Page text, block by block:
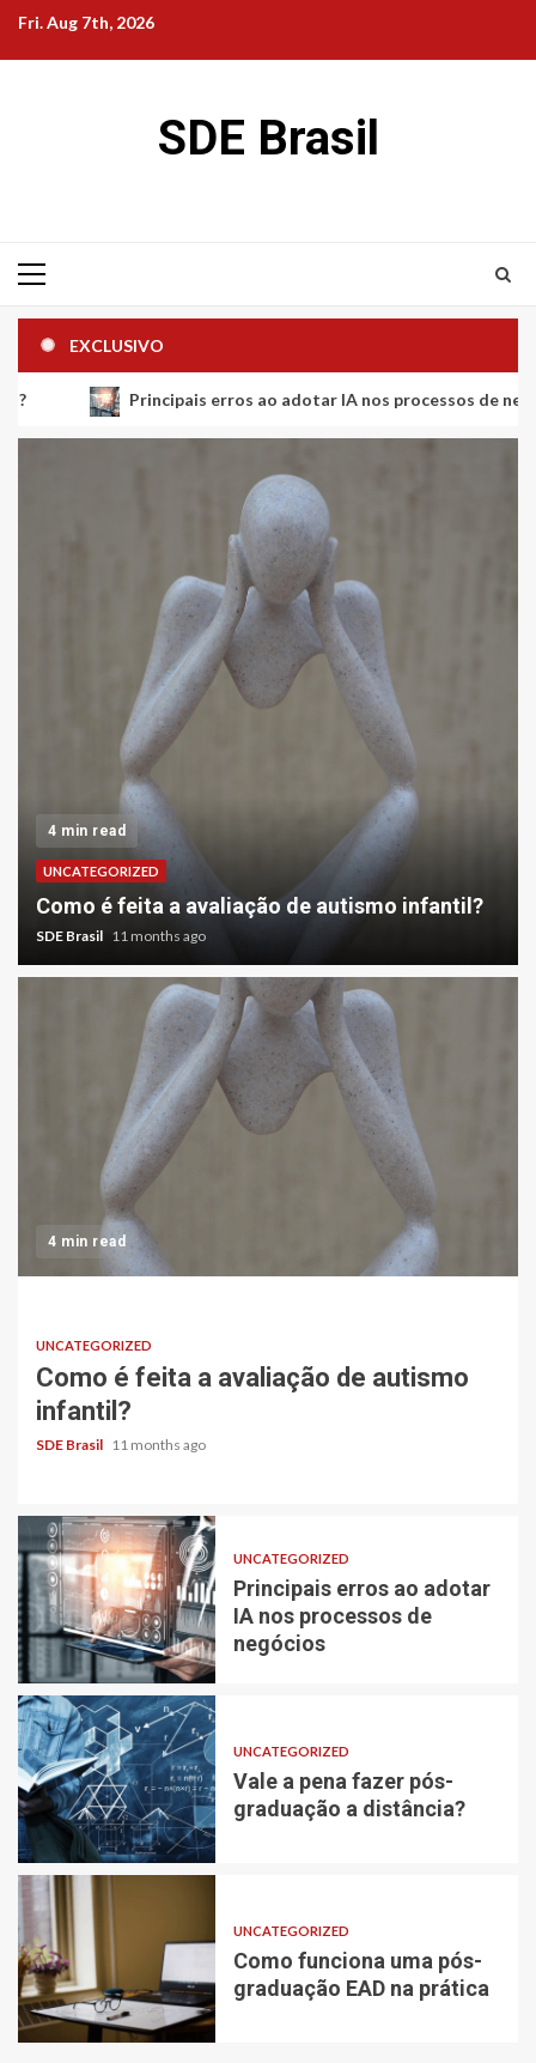
SkipFri. Aug 7th, 2026
SDE Brasil
Primary
EXCLUSIVO
Principais erros ao adotar IA nos processos de negócios
4 min read
UNCATEGORIZED
Como é feita a avaliação de autismo infantil?
SDE Brasil 11 months ago
4 min read
UNCATEGORIZED
Como é feita a avaliação de autismo
infantil?
SDE Brasil 11 months ago
UNCATEGORIZED
Principais erros ao adotar
IA nos processos de
negócios
UNCATEGORIZED
Vale a pena fazer pós-
graduação a distância?
UNCATEGORIZED
Como funciona uma pós-
graduação EAD na prática